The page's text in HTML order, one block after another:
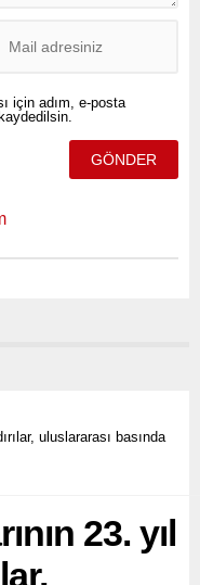
için adım, e-posta
uluslararası basında
23. yıl